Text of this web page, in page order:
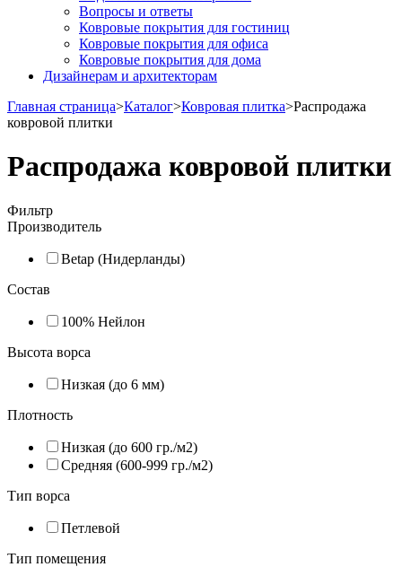
Вопросы и ответы
Ковровые покрытия для гостиниц
Ковровые покрытия для офиса
Ковровые покрытия для дома
Дизайнерам и архитекторам
Главная страница>Каталог>Ковровая плитка>Распродажа
ковровой плитки
Распродажа ковровой плитки
Фильтр
Производитель
Betap (Нидерланды)
Состав
100% Нейлон
Высота ворса
Низкая (до 6 мм)
Плотность
Низкая (до 600 гр./м2)
Средняя (600-999 гр./м2)
Тип ворса
Петлевой
Тип помещения